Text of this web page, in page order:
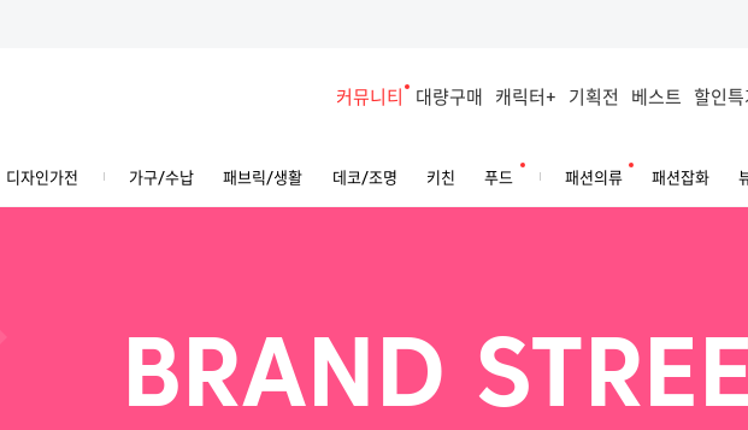
커뮤니티 대량구매 캐릭터+ 기획전 베스트 할인특
디자인가전 가구/수납 패브릭/생활 데코/조명 키친 푸드 패션의류 패션잡화
BRAND